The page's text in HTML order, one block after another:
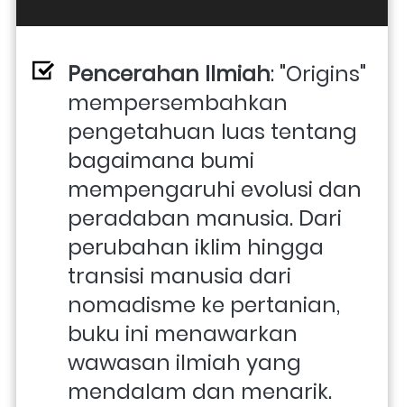
Pencerahan Ilmiah: "Origins"
mempersembahkan
pengetahuan luas tentang
bagaimana bumi
mempengaruhi evolusi dan
peradaban manusia. Dari
perubahan iklim hingga
transisi manusia dari
nomadisme ke pertanian,
buku ini menawarkan
wawasan ilmiah yang
mendalam dan menarik.